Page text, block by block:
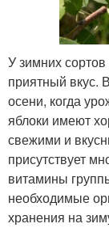
У зимних
приятный вкус.
осени, когда
яблоки имеют
свежими и
присутствует
витамины
необходимые
хранения на